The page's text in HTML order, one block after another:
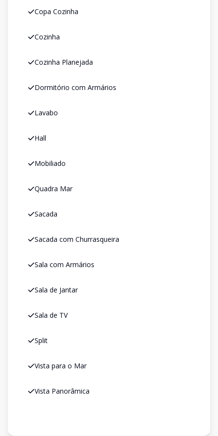
Copa Cozinha
Cozinha
Cozinha Planejada
Dormitório com Armários
Lavabo
Hall
Mobiliado
Quadra Mar
Sacada
Sacada com Churrasqueira
Sala com Armários
Sala de Jantar
Sala de TV
Split
Vista para o Mar
Vista Panorâmica